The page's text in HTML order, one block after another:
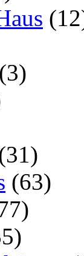
(3)
(63)